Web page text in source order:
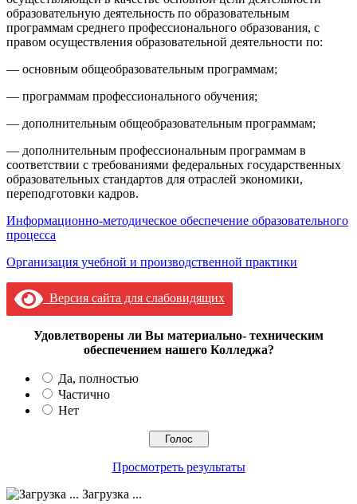
образовательную деятельность по образовательным
программам среднего профессионального образования, с
правом осуществления образовательной деятельности по:
— основным общеобразовательным программам;
— программам профессионального обучения;
— дополнительным общеобразовательным программам;
— дополнительным профессиональным программам в
соответствии с требованиями федеральных государственных
образовательных стандартов для отраслей экономики,
переподготовки кадров.
Информационно-методическое обеспечение образовательного
процесса
Организация учебной и производственной практики
Версия сайта для слабовидящих
Удовлетворены ли Вы материально- техническим
обеспечением нашего Колледжа?
Да, полностью
Частично
Нет
Просмотреть результаты
Загрузка ...